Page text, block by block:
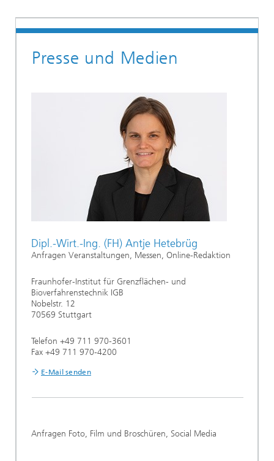
Presse und Medien
Dipl.-Wirt.-Ing. (FH) Antje Hetebrüg
Anfragen Veranstaltungen, Messen, Online-Redaktion
Fraunhofer-Institut für Grenzflächen- und
Bioverfahrenstechnik IGB
Nobelstr. 12
70569 Stuttgart
Telefon +49 711 970-3601
Fax +49 711 970-4200
E-Mail senden
Anfragen Foto, Film und Broschüren, Social Media